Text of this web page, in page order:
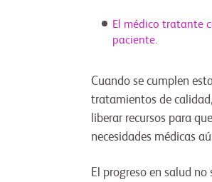
El médico tratante
paciente.
Cuando se cumplen
tratamientos de
liberar recursos para
necesidades médicas
El progreso en salud